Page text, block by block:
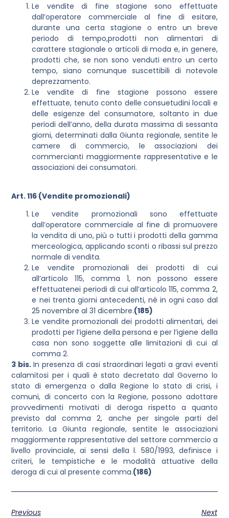
Le vendite di fine stagione sono effettuate
dall’operatore commerciale al fine di esitare,
durante una certa stagione o entro un breve
periodo di tempo,prodotti non alimentari di
carattere stagionale o articoli di moda e, in genere,
prodotti che, se non sono venduti entro un certo
tempo, siano comunque suscettibili di notevole
deprezzamento.
Le vendite di fine stagione possono essere
effettuate, tenuto conto delle consuetudini locali e
delle esigenze del consumatore, soltanto in due
periodi dell’anno, della durata massima di sessanta
giorni, determinati dalla Giunta regionale, sentite le
camere di commercio, le associazioni dei
commercianti maggiormente rappresentative e le
associazioni dei consumatori.
Art. 116 (Vendite promozionali)
Le vendite promozionali sono effettuate
dall’operatore commerciale al fine di promuovere
la vendita di uno, più o tutti i prodotti della gamma
merceologica, applicando sconti o ribassi sul prezzo
normale di vendita.
Le vendite promozionali dei prodotti di cui
all’articolo 115, comma 1, non possono essere
effettuatenei periodi di cui all’articolo 115, comma 2,
e nei trenta giorni antecedenti, né in ogni caso dal
25 novembre al 31 dicembre.(185)
Le vendite promozionali dei prodotti alimentari, dei
prodotti per l’igiene della persona e per l’igiene della
casa non sono soggette alle limitazioni di cui al
comma 2.
3 bis.In presenza di casi straordinari legati a gravi eventi
calamitosi per i quali è stato decretato dal Governo lo
stato di emergenza o dalla Regione lo stato di crisi, i
comuni, di concerto con la Regione, possono adottare
provvedimenti motivati di deroga rispetto a quanto
previsto dal comma 2, anche per singole parti del
territorio. La Giunta regionale, sentite le associazioni
maggiormente rappresentative del settore commercio a
livello provinciale, ai sensi della l. 580/1993, definisce i
criteri, le tempistiche e le modalità attuative della
deroga di cui al presente comma.(186)
Previous
Next